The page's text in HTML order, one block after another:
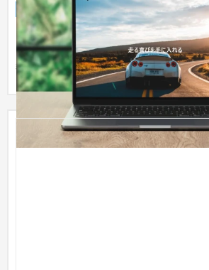
企業サイト 自動車・バイク 〜30万円
【守秘義務の都合、実装例を一部修正し
にスライドショー機能を実装することで、
装。 シ...